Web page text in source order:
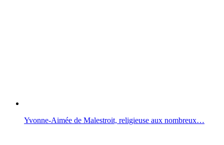
Yvonne-Aimée de Malestroit, religieuse aux nombreux…